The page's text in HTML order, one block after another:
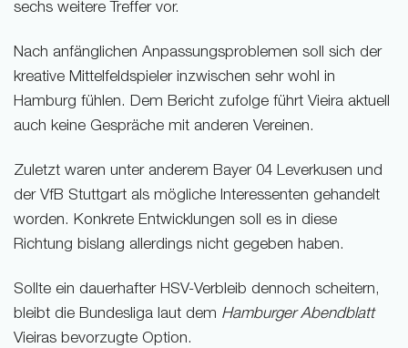
sechs weitere Treffer vor.
Nach anfänglichen Anpassungsproblemen soll sich der
kreative Mittelfeldspieler inzwischen sehr wohl in
Hamburg fühlen. Dem Bericht zufolge führt Vieira aktuell
auch keine Gespräche mit anderen Vereinen.
Zuletzt waren unter anderem Bayer 04 Leverkusen und
der VfB Stuttgart als mögliche Interessenten gehandelt
worden. Konkrete Entwicklungen soll es in diese
Richtung bislang allerdings nicht gegeben haben.
Sollte ein dauerhafter HSV-Verbleib dennoch scheitern,
bleibt die Bundesliga laut dem Hamburger Abendblatt
Vieiras bevorzugte Option.